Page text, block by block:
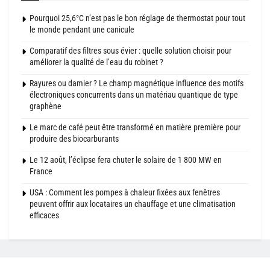
Pourquoi 25,6°C n’est pas le bon réglage de thermostat pour tout
le monde pendant une canicule
Comparatif des filtres sous évier : quelle solution choisir pour
améliorer la qualité de l’eau du robinet ?
Rayures ou damier ? Le champ magnétique influence des motifs
électroniques concurrents dans un matériau quantique de type
graphène
Le marc de café peut être transformé en matière première pour
produire des biocarburants
Le 12 août, l’éclipse fera chuter le solaire de 1 800 MW en
France
USA : Comment les pompes à chaleur fixées aux fenêtres
peuvent offrir aux locataires un chauffage et une climatisation
efficaces